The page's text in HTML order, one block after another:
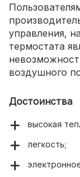
управления,
термостата
воздушного
Достоинства
высокая
легкость;